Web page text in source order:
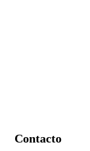
Contacto